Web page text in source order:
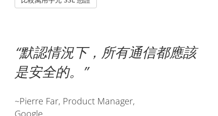
默認情況下，所有通信都應該
是安全的。
~Pierre Far, Product Manager,